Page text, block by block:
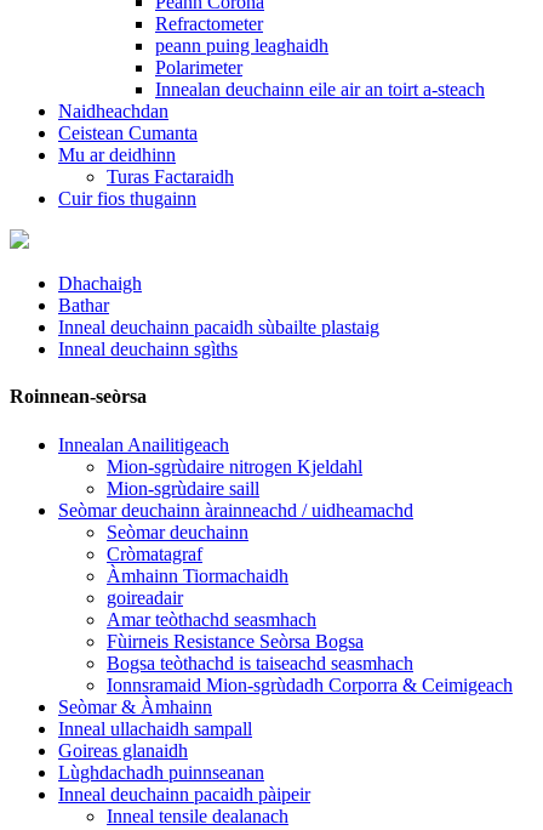
Refractometer
peann puing leaghaidh
Polarimeter
Innealan deuchainn eile air an toirt a-steach
Naidheachdan
Ceistean Cumanta
Mu ar deidhinn
Turas Factaraidh
Cuir fios thugainn
Dhachaigh
Bathar
Inneal deuchainn pacaidh sùbailte plastaig
Inneal deuchainn sgìths
Roinnean-seòrsa
Innealan Anailitigeach
Mion-sgrùdaire nitrogen Kjeldahl
Mion-sgrùdaire saill
Seòmar deuchainn àrainneachd / uidheamachd
Seòmar deuchainn
Cròmatagraf
Àmhainn Tiormachaidh
goireadair
Amar teòthachd seasmhach
Fùirneis Resistance Seòrsa Bogsa
Bogsa teòthachd is taiseachd seasmhach
Ionnsramaid Mion-sgrùdadh Corporra & Ceimigeach
Seòmar & Àmhainn
Inneal ullachaidh sampall
Goireas glanaidh
Lùghdachadh puinnseanan
Inneal deuchainn pacaidh pàipeir
Inneal tensile dealanach